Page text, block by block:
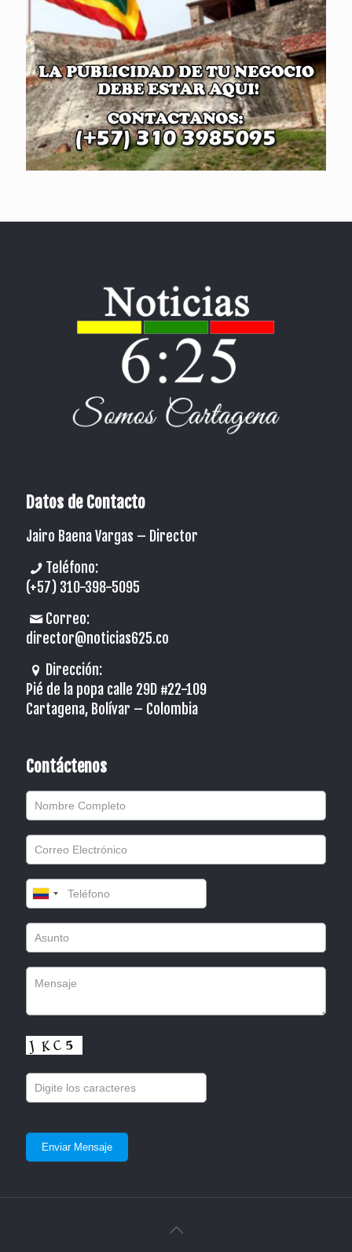
Datos de Contacto
Jairo Baena Vargas – Director
Teléfono:
(+57) 310-398-5095
Correo:
director@noticias625.co
Dirección:
Pié de la popa calle 29D #22-109
Cartagena, Bolívar – Colombia
Contáctenos